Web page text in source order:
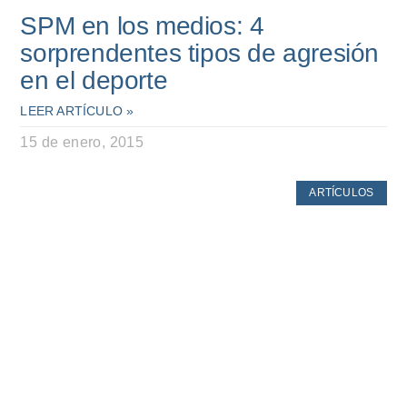
SPM en los medios: 4
sorprendentes tipos de agresión
en el deporte
LEER ARTÍCULO »
15 de enero, 2015
ARTÍCULOS